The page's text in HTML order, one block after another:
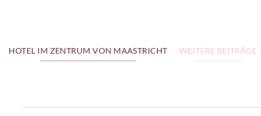
HOTEL IM ZENTRUM VON MAASTRICHT WEITERE BEITRÄGE